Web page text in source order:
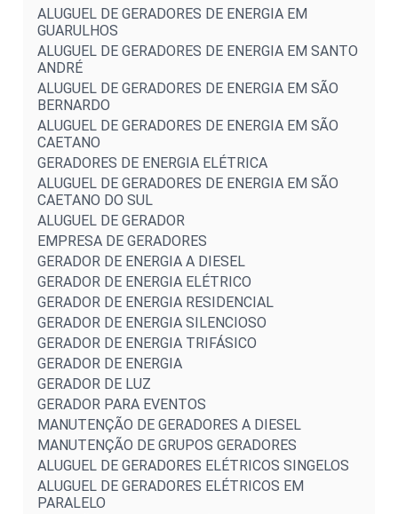
ALUGUEL DE GERADORES DE ENERGIA EM
GUARULHOS
ALUGUEL DE GERADORES DE ENERGIA EM SANTO
ANDRÉ
ALUGUEL DE GERADORES DE ENERGIA EM SÃO
BERNARDO
ALUGUEL DE GERADORES DE ENERGIA EM SÃO
CAETANO
GERADORES DE ENERGIA ELÉTRICA
ALUGUEL DE GERADORES DE ENERGIA EM SÃO
CAETANO DO SUL
ALUGUEL DE GERADOR
EMPRESA DE GERADORES
GERADOR DE ENERGIA A DIESEL
GERADOR DE ENERGIA ELÉTRICO
GERADOR DE ENERGIA RESIDENCIAL
GERADOR DE ENERGIA SILENCIOSO
GERADOR DE ENERGIA TRIFÁSICO
GERADOR DE ENERGIA
GERADOR DE LUZ
GERADOR PARA EVENTOS
MANUTENÇÃO DE GERADORES A DIESEL
MANUTENÇÃO DE GRUPOS GERADORES
ALUGUEL DE GERADORES ELÉTRICOS SINGELOS
ALUGUEL DE GERADORES ELÉTRICOS EM
PARALELO